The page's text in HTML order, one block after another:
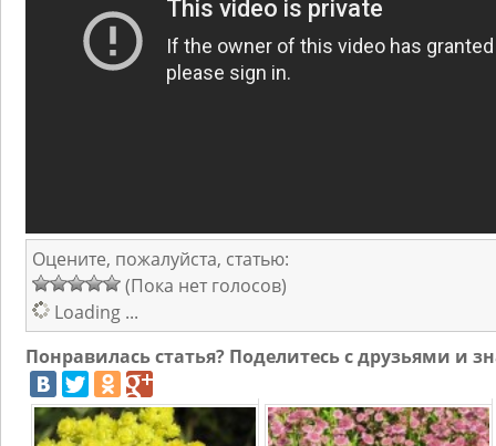
Оцените, пожалуйста, статью:
(Пока нет голосов)
Loading ...
Понравилась статья? Поделитесь с друзьями и